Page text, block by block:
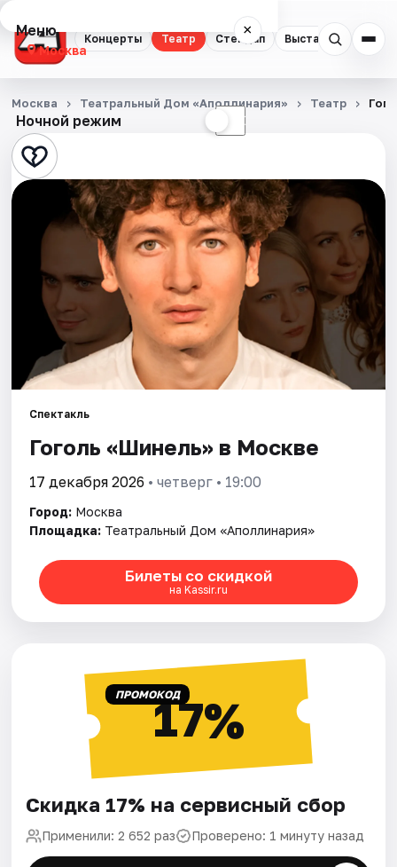
Концерты Театр Стендап Выставки
Меню ×
Москва
Концерты
Театр
Стендап
Выставки
Экскурсии
Спорт
События
Города
Площадки
Артисты
Рейтинги
Ночной режим ☾
Москва Театральный Дом «Аполлинария» Театр
Спектакль
Гоголь «Шинель» в Москве
17 декабря 2026 • четверг • 19:00
Город: Москва
Площадка: Театральный Дом «Аполлинария»
Билеты со скидкой
на Kassir.ru
ПРОМОКОД17%
Скидка 17% на сервисный сбор
Применили: 2 652 раз Проверено: 1 минуту назад